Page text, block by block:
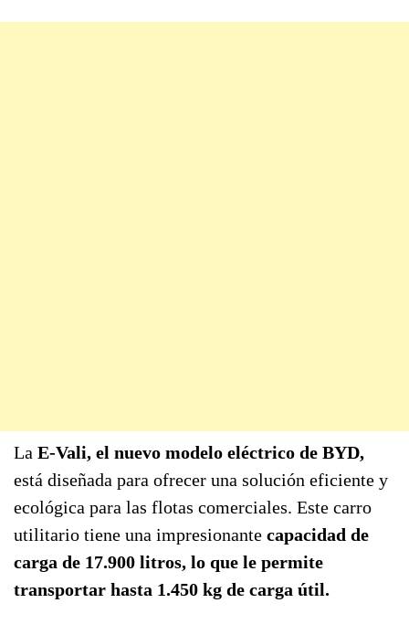
La E-Vali, el nuevo modelo eléctrico de BYD,
está diseñada para ofrecer una solución eficiente y
ecológica para las flotas comerciales. Este carro
utilitario tiene una impresionante capacidad de
carga de 17.900 litros, lo que le permite
transportar hasta 1.450 kg de carga útil.